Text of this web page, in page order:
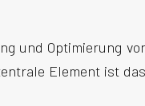
und Optimierung
Element ist